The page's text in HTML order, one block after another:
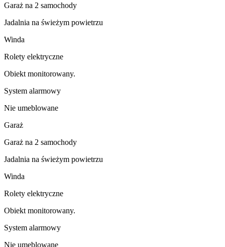
Garaż na 2 samochody
Jadalnia na świeżym powietrzu
Winda
Rolety elektryczne
Obiekt monitorowany.
System alarmowy
Nie umeblowane
Garaż
Garaż na 2 samochody
Jadalnia na świeżym powietrzu
Winda
Rolety elektryczne
Obiekt monitorowany.
System alarmowy
Nie umeblowane